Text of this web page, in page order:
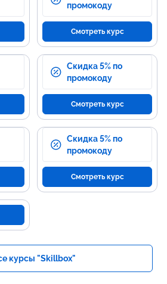
промокоду
Смотреть курс
Скидка 5% по
промокоду
Смотреть курс
Скидка 5% по
промокоду
Смотреть курс
курсы "Skillbox"